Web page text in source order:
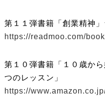
第１１弾書籍「創業精神
https://readmoo.com/
第１０弾書籍「１０歳か
つのレッスン」
https://